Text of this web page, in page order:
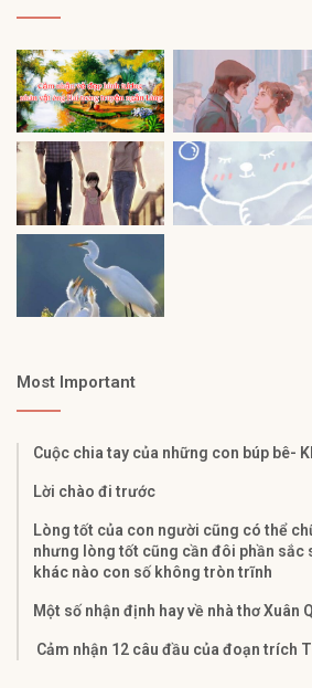
Most Important
Cuộc chia tay của những con búp bê-
Lời chào đi trước
Lòng tốt của con người cũng có thể
nhưng lòng tốt cũng cần đôi phần sắc
khác nào con số không tròn trĩnh
Một số nhận định hay về nhà thơ Xuân
Cảm nhận 12 câu đầu của đoạn trích